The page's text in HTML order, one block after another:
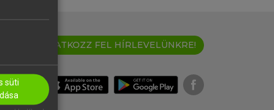
IRATKOZZ FEL HÍRLEVELÜNKRE!
süti